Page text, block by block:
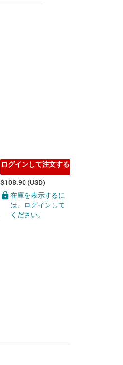
ログインして注文する
$108.90 (USD)
在庫を表示するに
は、ログインして
ください。